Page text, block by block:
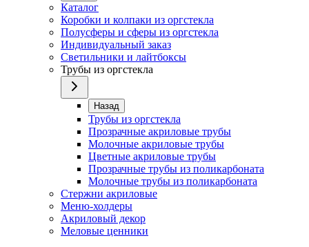
Каталог
Коробки и колпаки из оргстекла
Полусферы и сферы из оргстекла
Индивидуальный заказ
Светильники и лайтбоксы
Трубы из оргстекла
Назад
Трубы из оргстекла
Прозрачные акриловые трубы
Молочные акриловые трубы
Цветные акриловые трубы
Прозрачные трубы из поликарбоната
Молочные трубы из поликарбоната
Стержни акриловые
Меню-холдеры
Акриловый декор
Меловые ценники